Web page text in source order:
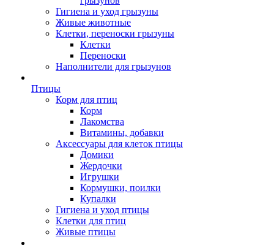
Гигиена и уход грызуны
Живые животные
Клетки, переноски грызуны
Клетки
Переноски
Наполнители для грызунов
Птицы
Корм для птиц
Корм
Лакомства
Витамины, добавки
Аксессуары для клеток птицы
Домики
Жердочки
Игрушки
Кормушки, поилки
Купалки
Гигиена и уход птицы
Клетки для птиц
Живые птицы